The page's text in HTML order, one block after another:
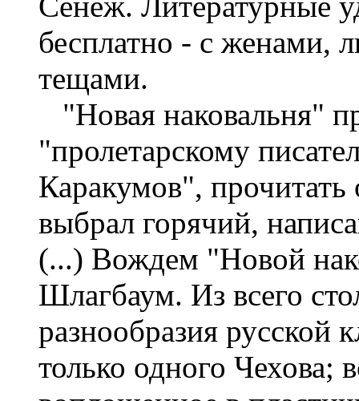
бесплатно - с женами,
тещами.
"Новая наковальня"
"пролетарскому
Каракумов", прочитать
выбрал горячий,
(...) Вождем "Новой
Шлагбаум. Из всего
разнообразия русской
только одного Чехова;